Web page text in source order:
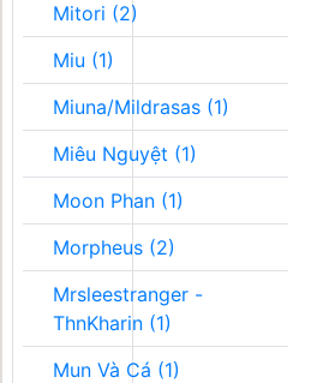
Mitori (2)
Miu (1)
Miuna/Mildrasas (1)
Miêu Nguyệt (1)
Moon Phan (1)
Morpheus (2)
Mrsleestranger -
ThnKharin (1)
Mun Và Cá (1)